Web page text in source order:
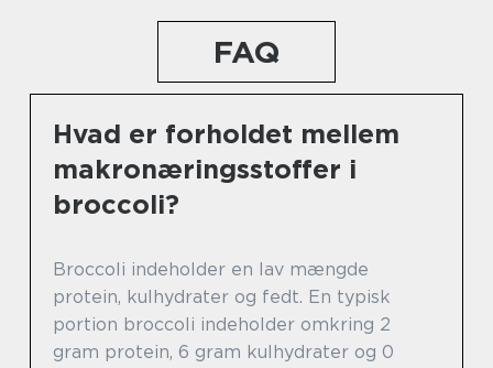
FAQ
Hvad er forholdet mellem
makronæringsstoffer i
broccoli?
Broccoli indeholder en lav mængde
protein, kulhydrater og fedt. En typisk
portion broccoli indeholder omkring 2
gram protein, 6 gram kulhydrater og 0